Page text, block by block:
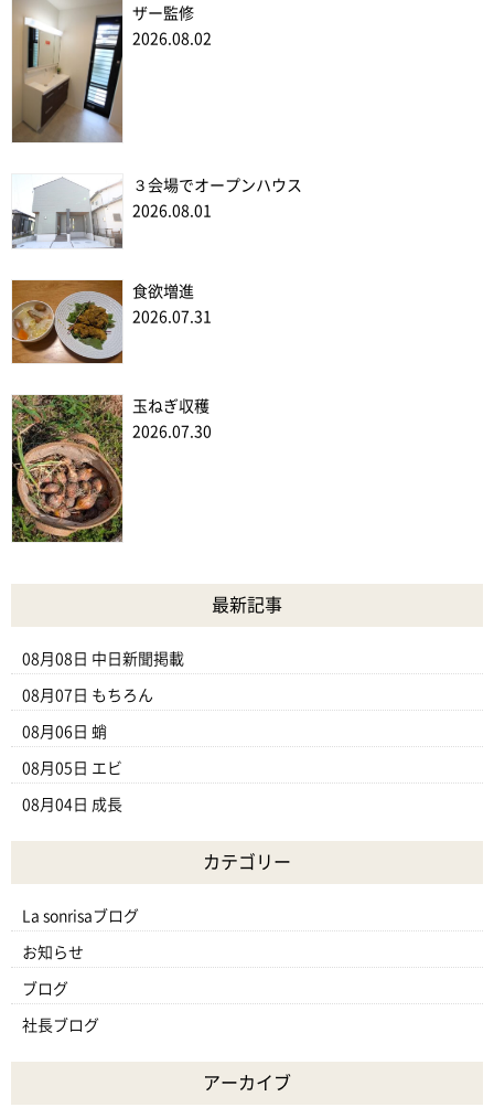
ザー監修
2026.08.02
３会場でオープンハウス
2026.08.01
食欲増進
2026.07.31
玉ねぎ収穫
2026.07.30
最新記事
08月08日 中日新聞掲載
08月07日 もちろん
08月06日 蛸
08月05日 エビ
08月04日 成長
カテゴリー
La sonrisaブログ
お知らせ
ブログ
社長ブログ
アーカイブ